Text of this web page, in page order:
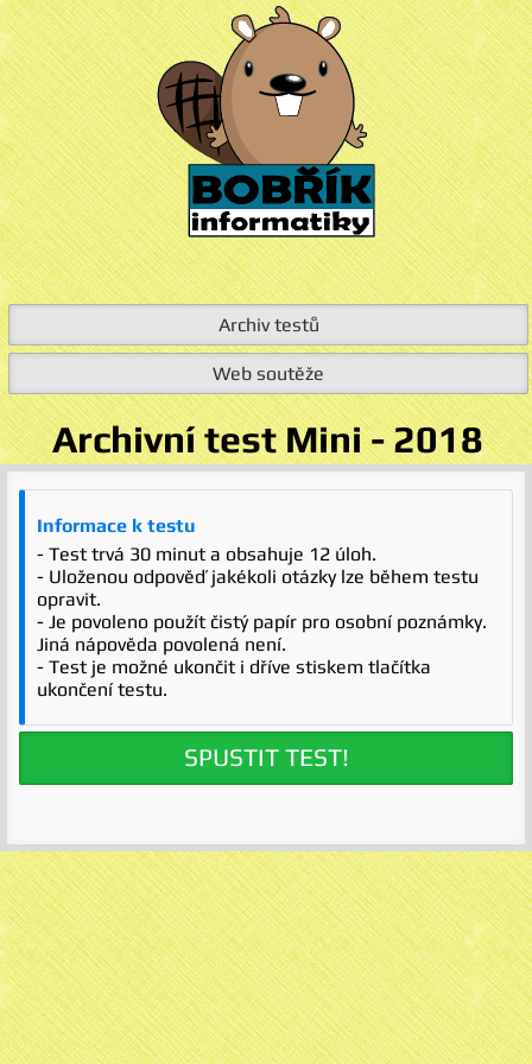
Archiv testů
Web soutěže
Archivní test Mini - 2018
Informace k testu
- Test trvá 30 minut a obsahuje 12 úloh.
- Uloženou odpověď jakékoli otázky lze během testu
opravit.
- Je povoleno použít čistý papír pro osobní poznámky.
Jiná nápověda povolená není.
- Test je možné ukončit i dříve stiskem tlačítka
ukončení testu.
SPUSTIT TEST!